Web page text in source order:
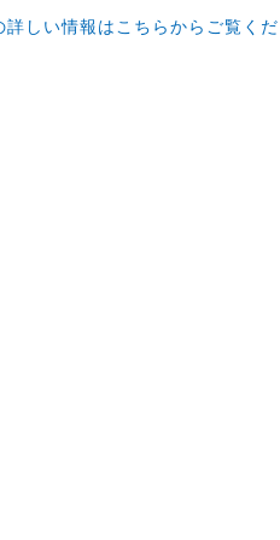
詳しい情報はこちらからご覧く